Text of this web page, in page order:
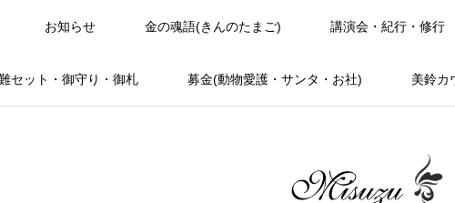
お知らせ 金の魂語(きんのたまご) 講演会・紀行・修行
セット・御守り・御札 募金(動物愛護・サンタ・お社) 美鈴カ